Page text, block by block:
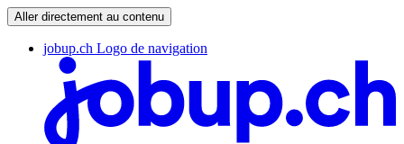
Aller directement au contenu
jobup.ch Logo de navigation